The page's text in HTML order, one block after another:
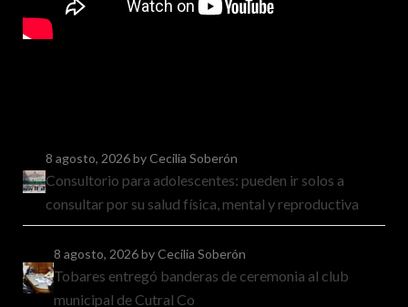
8 agosto, 2026by Cecilia Soberón
Consultorio para adolescentes: pueden ir solos a
consultar por su salud física, mental y reproductiva
8 agosto, 2026by Cecilia Soberón
Tobares entregó banderas de ceremonia al club
municipal de Cutral Co